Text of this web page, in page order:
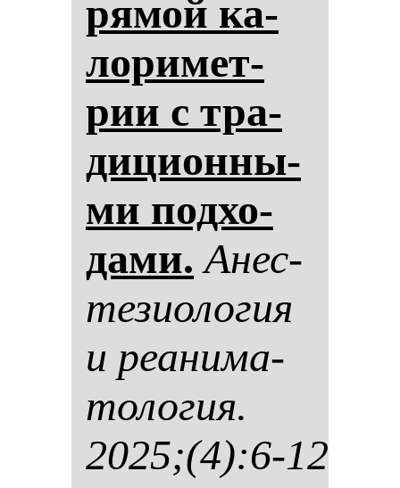
ря­мой ка­
ло­ри­мет­
рии с тра­
ди­ци­он­ны­
ми под­хо­
да­ми. Анес­
те­зи­оло­гия
и ре­ани­ма­
то­ло­гия.
2025;(4):6-12